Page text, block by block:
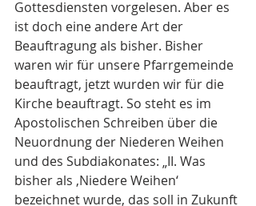
Gottesdiensten vorgelesen. Aber es
ist doch eine andere Art der
Beauftragung als bisher. Bisher
waren wir für unsere Pfarrgemeinde
beauftragt, jetzt wurden wir für die
Kirche beauftragt. So steht es im
Apostolischen Schreiben über die
Neuordnung der Niederen Weihen
und des Subdiakonates: „II. Was
bisher als ‚Niedere Weihen‘
bezeichnet wurde, das soll in Zukunft